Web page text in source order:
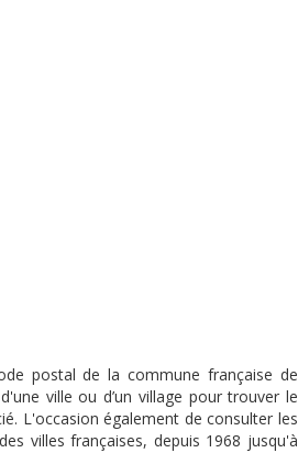
postal de la commune française de
ville ou d’un village pour trouver le
L'occasion également de consulter les
villes françaises, depuis 1968 jusqu'à